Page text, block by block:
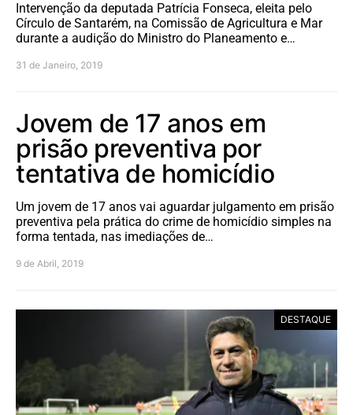
Intervenção da deputada Patrícia Fonseca, eleita pelo
Círculo de Santarém, na Comissão de Agricultura e Mar
durante a audição do Ministro do Planeamento e…
31 de Janeiro, 2019
Jovem de 17 anos em
prisão preventiva por
tentativa de homicídio
Um jovem de 17 anos vai aguardar julgamento em prisão
preventiva pela prática do crime de homicídio simples na
forma tentada, nas imediações de…
9 de Abril, 2019
DESTAQUE